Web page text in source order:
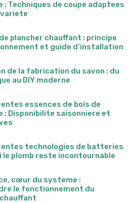
: Techniques de coupe adaptees
variete
plancher chauffant : principe
et guide d’installation
de la fabrication du savon : du
au DIY moderne
essences de bois de
: Disponibilite saisonniere et
technologies de batteries
le plomb reste incontournable
cœur du systeme :
le fonctionnement du